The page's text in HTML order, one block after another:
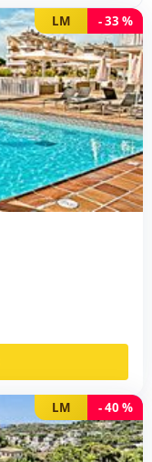
LM -33 %
LM -40 %